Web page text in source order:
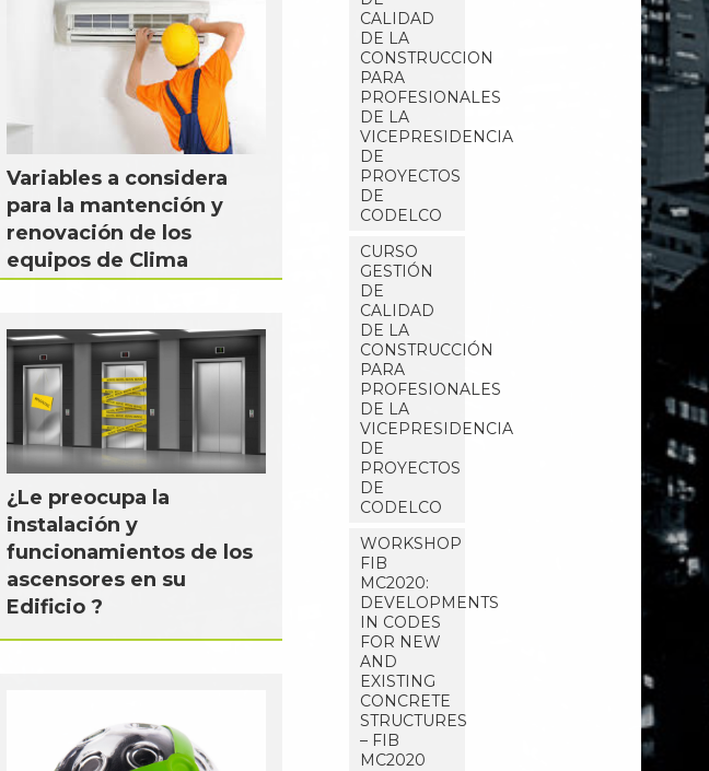
Variables a considera
para la mantención y
renovación de los
equipos de Clima
¿Le preocupa la
instalación y
funcionamientos de los
ascensores en su
Edificio ?
CALIDAD
DE LA
CONSTRUCCION
PARA
PROFESIONALES
DE LA
VICEPRESIDENCIA
DE
PROYECTOS
DE
CODELCO
CURSO
GESTIÓN
DE
CALIDAD
DE LA
CONSTRUCCIÓN
PARA
PROFESIONALES
DE LA
VICEPRESIDENCIA
DE
PROYECTOS
DE
CODELCO
WORKSHOP
FIB
MC2020:
DEVELOPMENTS
IN CODES
FOR NEW
AND
EXISTING
CONCRETE
STRUCTURES
– FIB
MC2020